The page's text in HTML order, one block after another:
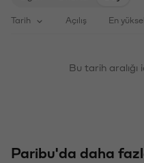
Tarih Açılış En
Bu tarih aralığı
Paribu'da daha